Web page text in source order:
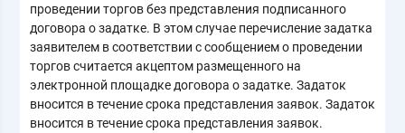
проведении торгов без представления подписанного
договора о задатке. В этом случае перечисление задатка
заявителем в соответствии с сообщением о проведении
торгов считается акцептом размещенного на
электронной площадке договора о задатке. Задаток
вносится в течение срока представления заявок. Задаток
вносится в течение срока представления заявок.